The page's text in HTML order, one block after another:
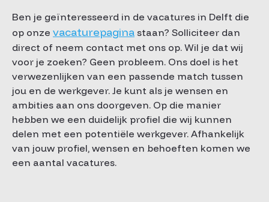
Ben je geïnteresseerd in de vacatures in Delft die
op onze vacaturepagina staan? Solliciteer dan
direct of neem contact met ons op. Wil je dat wij
voor je zoeken? Geen probleem. Ons doel is het
verwezenlijken van een passende match tussen
jou en de werkgever. Je kunt als je wensen en
ambities aan ons doorgeven. Op die manier
hebben we een duidelijk profiel die wij kunnen
delen met een potentiële werkgever. Afhankelijk
van jouw profiel, wensen en behoeften komen we
een aantal vacatures.